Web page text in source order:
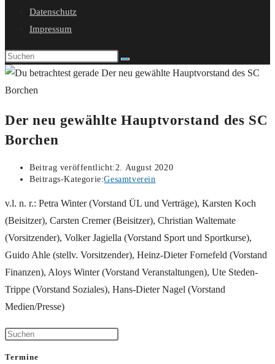
Datenschutz
Impressum
Der neu gewählte Hauptvorstand des SC
Borchen
Beitrag veröffentlicht:2. August 2020
Beitrags-Kategorie:Gesamtverein
v.l. n. r.: Petra Winter (Vorstand ÜL und Verträge), Karsten Koch
(Beisitzer), Carsten Cremer (Beisitzer), Christian Waltemate
(Vorsitzender), Volker Jagiella (Vorstand Sport und Sportkurse),
Guido Ahle (stellv. Vorsitzender), Heinz-Dieter Fornefeld (Vorstand
Finanzen), Aloys Winter (Vorstand Veranstaltungen), Ute Steden-
Trippe (Vorstand Soziales), Hans-Dieter Nagel (Vorstand
Medien/Presse)
Termine